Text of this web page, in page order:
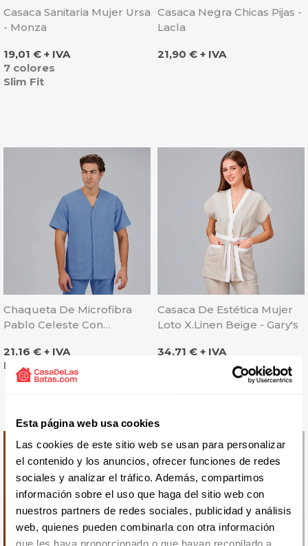
Esta página web usa cookies
Las cookies de este sitio web se usan para personalizar
el contenido y los anuncios, ofrecer funciones de redes
sociales y analizar el tráfico. Además, compartimos
información sobre el uso que haga del sitio web con
nuestros partners de redes sociales, publicidad y análisis
web, quienes pueden combinarla con otra información
Casaca Sanitaria Mujer Ursa
- Monza
Precio
19,01 € + IVA
7 colores
Slim Fit
Casaca Negra Chicas Pijas -
Lacla
Precio
21,90 € + IVA
Chaqueta De Microfibra
Pablo Celeste Con
Precio
21,16 € + IVA
Microfibra
Casaca De Estética Mujer
Loto X.Linen Beige - Gary's
Precio
34,71 € + IVA
Lo más vendido